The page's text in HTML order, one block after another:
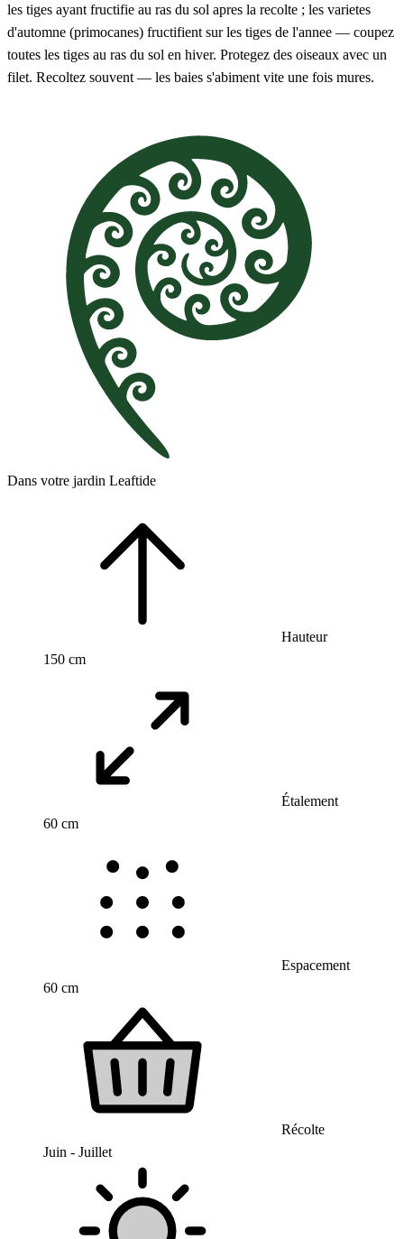
les tiges ayant fructifie au ras du sol apres la recolte ; les varietes
d'automne (primocanes) fructifient sur les tiges de l'annee — coupez
toutes les tiges au ras du sol en hiver. Protegez des oiseaux avec un
filet. Recoltez souvent — les baies s'abiment vite une fois mures.
Dans votre jardin Leaftide
Hauteur
150 cm
Étalement
60 cm
Espacement
60 cm
Récolte
Juin - Juillet